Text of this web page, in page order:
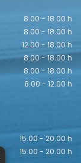
8.00 - 18.00 h
8.00 - 18.00 h
12.00 - 18.00 h
8.00 - 18.00 h
8.00 - 18.00 h
8.00 - 12.00 h
15.00 - 20.00 h
15.00 - 20.00 h